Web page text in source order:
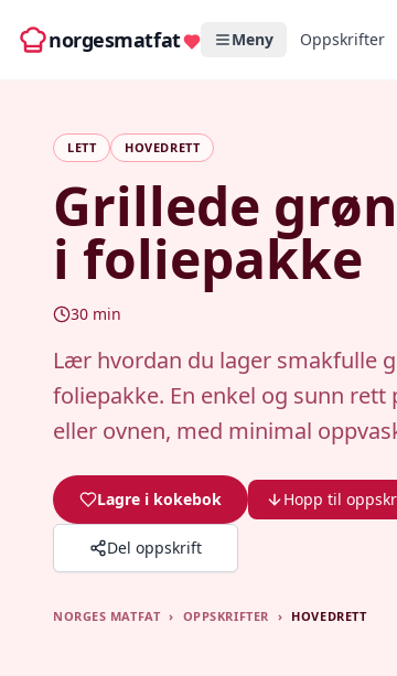
norgesmatfat Meny Oppskrifter
LETT HOVEDRETT
Grillede
i foliepakke
30 min
Lær hvordan du lager smakfulle
foliepakke. En enkel og sunn
eller ovnen, med minimal
Lagre i kokebok Hopp til
Del oppskrift
NORGES MATFAT › OPPSKRIFTER › HOVEDRETT